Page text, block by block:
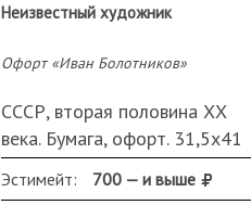
Неизвестный художник
Офорт «Иван Болотников»
СССР, вторая половина ХХ
века. Бумага, офорт. 31,5х41
см (в свету)
Эстимейт: 700 — и выше